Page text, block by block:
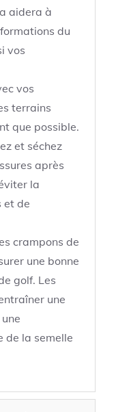
aidera à
du
vos
vos
terrains
que possible.
et séchez
après
la
et de
crampons de
une bonne
golf. Les
une
de la semelle